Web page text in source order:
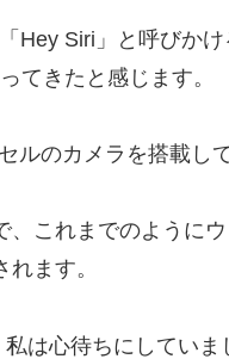
Hey Siri」と呼びか
てきたと感じます。
ルのカメラを搭載し
、これまでのように
ます。
は心待ちにしていま